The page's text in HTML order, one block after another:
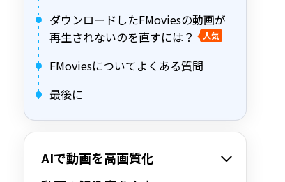
ダウンロードしたFMoviesの動画が
再生されないのを直すには？
人気
FMoviesについてよくある質問
最後に
AIで動画を高画質化